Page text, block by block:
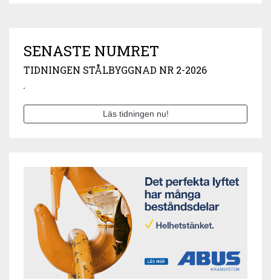
SENASTE NUMRET
TIDNINGEN STÅLBYGGNAD NR 2-2026
Läs tidningen nu!